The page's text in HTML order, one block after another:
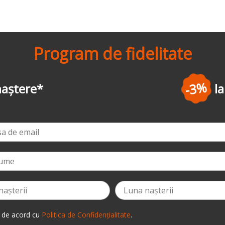
Program de fidelitate
*
acord cu Politica de Confidențialitate.